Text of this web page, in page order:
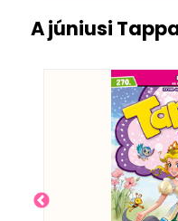
A júniusi